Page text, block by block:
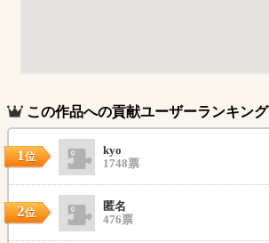
この作品への貢献ユーザーランキング
1位
kyo
1748票
2位
匿名
476票